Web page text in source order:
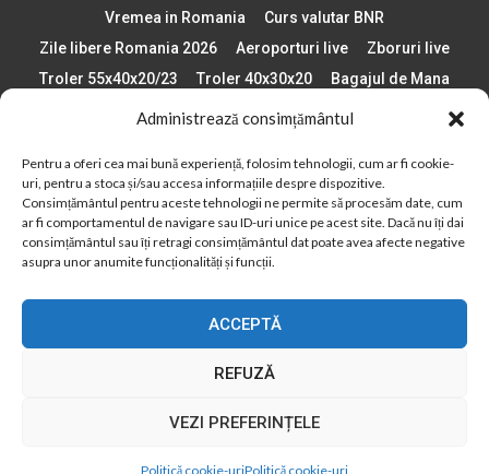
Administrează consimțământul
Pentru a oferi cea mai bună experiență, folosim tehnologii, cum ar fi cookie-
uri, pentru a stoca și/sau accesa informațiile despre dispozitive.
Consimțământul pentru aceste tehnologii ne permite să procesăm date, cum
ar fi comportamentul de navigare sau ID-uri unice pe acest site. Dacă nu îți dai
consimțământul sau îți retragi consimțământul dat poate avea afecte negative
asupra unor anumite funcționalități și funcții.
ACCEPTĂ
REFUZĂ
VEZI PREFERINȚELE
Politică cookie-uriPolitică cookie-uri
Vremea in Romania
Curs valutar BNR
Zile libere Romania 2026
Aeroporturi live
Zboruri live
Troler 55x40x20/23
Troler 40x30x20
Bagajul de Mana
Paste 2026
Cele mai bune telefoane
Plaje din Europa
Concerte Romania 2025
Asigurare de calatorie
Când se schimba ora în 2026
Calendar Formula 1 sezon 2026
Boarding Pass
Despre AirlinesTravel.ro
Politică cookie-uri (UE)
Cookie Policy (AU)
Politică cookie-uri (ZA)
Politică cookie-uri (Canada)
Politică cookie-uri (BR)
2012 - 2025 © Toate drepturile rezervate
specializată în aviație și turism!